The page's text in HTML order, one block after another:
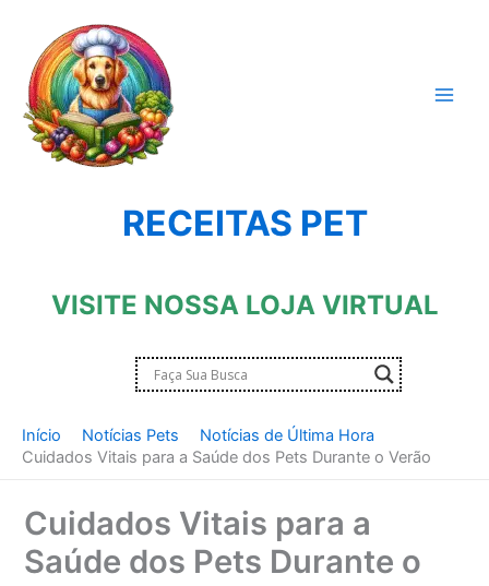
conteúdo
RECEITAS PET
VISITE NOSSA LOJA VIRTUAL
Início Notícias Pets
Notícias de Última Hora
Cuidados Vitais para a Saúde dos Pets Durante o Verão
Cuidados Vitais para a
Saúde dos Pets Durante o